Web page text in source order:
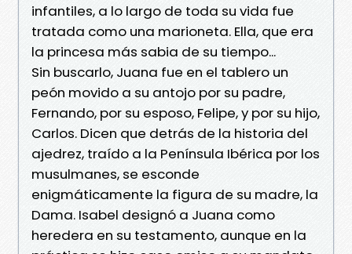
infantiles, a lo largo de toda su vida fue
tratada como una marioneta. Ella, que era
la princesa más sabia de su tiempo...
Sin buscarlo, Juana fue en el tablero un
peón movido a su antojo por su padre,
Fernando, por su esposo, Felipe, y por su hijo,
Carlos. Dicen que detrás de la historia del
ajedrez, traído a la Península Ibérica por los
musulmanes, se esconde
enigmáticamente la figura de su madre, la
Dama. Isabel designó a Juana como
heredera en su testamento, aunque en la